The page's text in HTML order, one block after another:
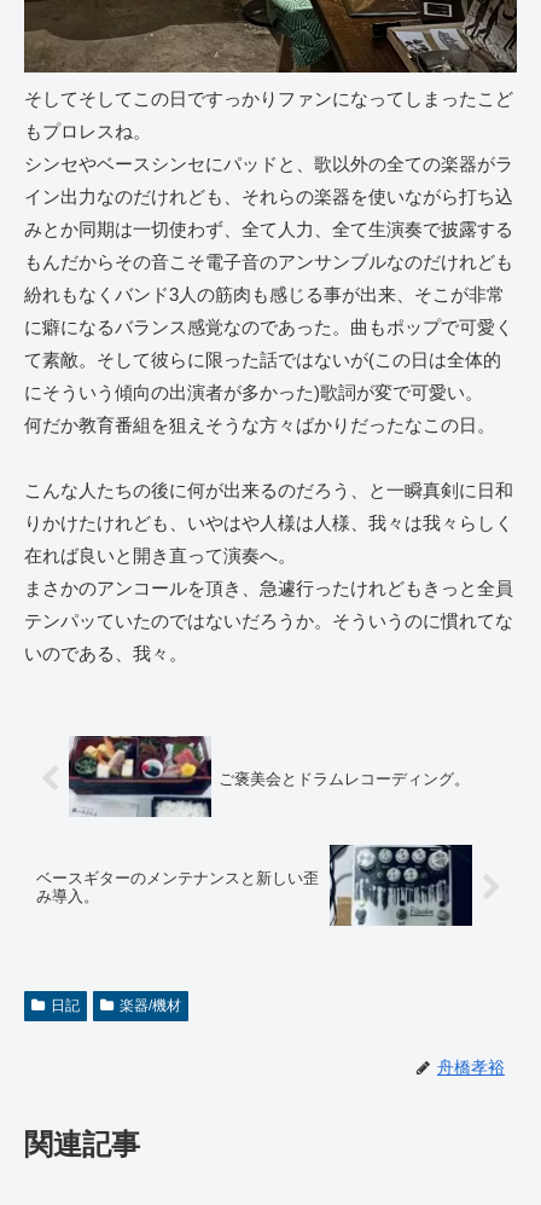
そしてそしてこの日ですっかりファンになってしまったこど
もプロレスね。
シンセやベースシンセにパッドと、歌以外の全ての楽器がラ
イン出力なのだけれども、それらの楽器を使いながら打ち込
みとか同期は一切使わず、全て人力、全て生演奏で披露する
もんだからその音こそ電子音のアンサンブルなのだけれども
紛れもなくバンド3人の筋肉も感じる事が出来、そこが非常
に癖になるバランス感覚なのであった。曲もポップで可愛く
て素敵。そして彼らに限った話ではないが(この日は全体的
にそういう傾向の出演者が多かった)歌詞が変で可愛い。
何だか教育番組を狙えそうな方々ばかりだったなこの日。
こんな人たちの後に何が出来るのだろう、と一瞬真剣に日和
りかけたけれども、いやはや人様は人様、我々は我々らしく
在れば良いと開き直って演奏へ。
まさかのアンコールを頂き、急遽行ったけれどもきっと全員
テンパッていたのではないだろうか。そういうのに慣れてな
いのである、我々。
ご褒美会とドラムレコーディング。
ベースギターのメンテナンスと新しい歪
み導入。
日記 楽器/機材
舟橋孝裕
関連記事